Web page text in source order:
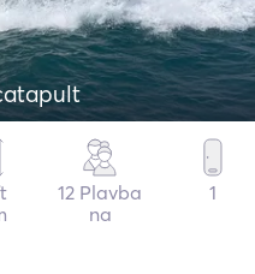
catapult
12 Plavba
na
1